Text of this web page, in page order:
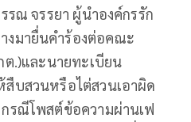
รณ จรรยา ผู้นำองค์กรรัก
งมายื่นคำร้องต่อคณะ
ต.)และนายทะเบียน
สืบสวนหรือไต่สวนเอาผิด
รณีโพสต์ข้อความผ่านเฟ